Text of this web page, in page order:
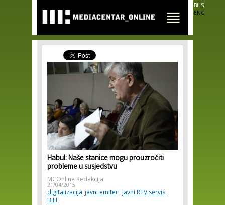
main
content
BHS
ENG
Habul: Naše stanice mogu prouzročiti
probleme u susjedstvu
MCOnline Redakcija
21/04/2015
digitalizacija javni emiteri Javni RTV servis
BiH